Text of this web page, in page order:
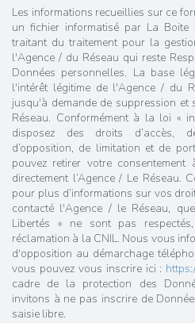
Les informations recueillies sur ce
un fichier informatisé par La Boite
traitant du traitement pour la
l'Agence / du Réseau qui reste
Données personnelles. La base
l'intérêt légitime de l'Agence / du
jusqu'à demande de suppression
Réseau. Conformément à la loi «
disposez des droits d’accès,
d’opposition, de limitation et de
pouvez retirer votre
directement l’Agence / Le Réseau.
pour plus d’informations sur vos
contacté l'Agence / le Réseau,
Libertés » ne sont pas
réclamation à la CNIL. Nous vous
d'opposition au démarchage
vous pouvez vous inscrire ici :
cadre de la protection des
invitons à ne pas inscrire de
saisie libre.